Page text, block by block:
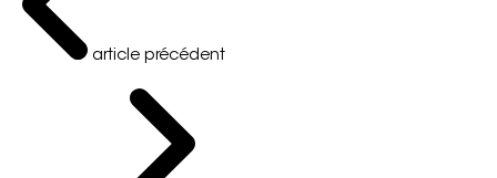
article précédent